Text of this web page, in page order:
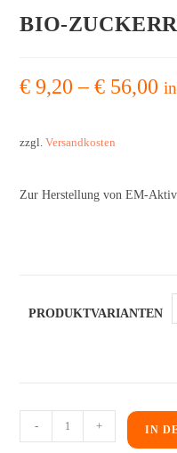
BIO-
€ 9,20 –€ 56,00
zzgl.Versandkosten
Zur Herstellung von EM-Aktiv
PRODUKTVARIANTEN
- + IN